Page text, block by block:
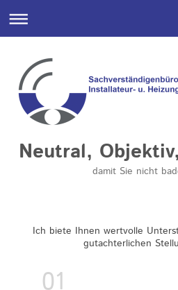
Neutral,
damit Sie nicht
Ich biete Ihnen wertvolle
gutachterlichen